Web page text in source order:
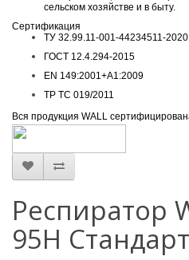
сельском хозяйстве и в быту.
Сертификация
ТУ 32.99.11-001-44234511-2020
ГОСТ 12.4.294-2015
EN 149:2001+А1:2009
ТР ТС 019/2011
Вся продукция WALL
Респиратор
95H